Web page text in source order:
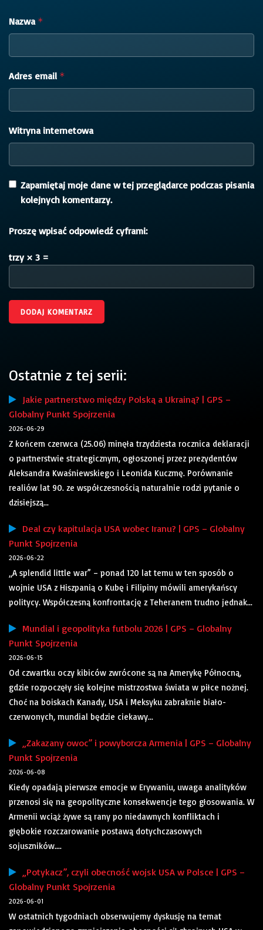
Nazwa *
Adres email *
Witryna internetowa
Zapamiętaj moje dane w tej przeglądarce podczas pisania
kolejnych komentarzy.
Proszę wpisać odpowiedź cyframi:
trzy × 3 =
Ostatnie z tej serii:
Jakie partnerstwo między Polską a Ukrainą? | GPS –
Globalny Punkt Spojrzenia
2026-06-29
Z końcem czerwca (25.06) minęła trzydziesta rocznica deklaracji
o partnerstwie strategicznym, ogłoszonej przez prezydentów
Aleksandra Kwaśniewskiego i Leonida Kuczmę. Porównanie
realiów lat 90. ze współczesnością naturalnie rodzi pytanie o
dzisiejszą...
Deal czy kapitulacja USA wobec Iranu? | GPS – Globalny
Punkt Spojrzenia
2026-06-22
„A splendid little war” – ponad 120 lat temu w ten sposób o
wojnie USA z Hiszpanią o Kubę i Filipiny mówili amerykańscy
politycy. Współczesną konfrontację z Teheranem trudno jednak...
Mundial i geopolityka futbolu 2026 | GPS – Globalny
Punkt Spojrzenia
2026-06-15
Od czwartku oczy kibiców zwrócone są na Amerykę Północną,
gdzie rozpoczęły się kolejne mistrzostwa świata w piłce nożnej.
Choć na boiskach Kanady, USA i Meksyku zabraknie biało-
czerwonych, mundial będzie ciekawy...
„Zakazany owoc” i powyborcza Armenia | GPS – Globalny
Punkt Spojrzenia
2026-06-08
Kiedy opadają pierwsze emocje w Erywaniu, uwaga analityków
przenosi się na geopolityczne konsekwencje tego głosowania. W
Armenii wciąż żywe są rany po niedawnych konfliktach i
głębokie rozczarowanie postawą dotychczasowych
sojuszników....
„Potykacz”, czyli obecność wojsk USA w Polsce | GPS –
Globalny Punkt Spojrzenia
2026-06-01
W ostatnich tygodniach obserwujemy dyskusję na temat